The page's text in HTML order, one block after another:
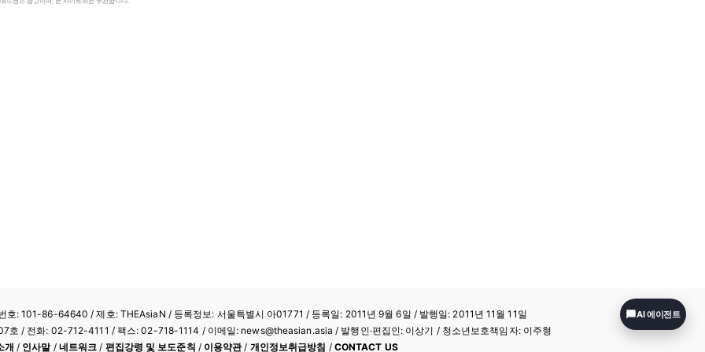
호: 101-86-64640 / 제호: THEAsiaN / 등록정보: 서울특별시 아01771 / 등록일: 2011년 9월 6일 / 발행일: 2011년 11월 11일
호 / 전화: 02-712-4111 / 팩스: 02-718-1114 / 이메일: news@theasian.asia / 발행인·편집인: 이상기 / 청소년보호책임자: 이주형
개 / 인사말/ 네트워크 / 편집강령 및 보도준칙 / 이용약관/ 개인정보취급방침 / CONTACT US
AI 에이전트